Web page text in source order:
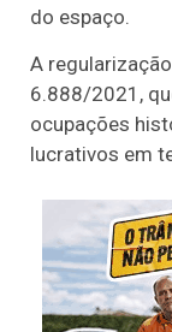
do espaço.
A
6.888/2021,
ocupações
lucrativos em